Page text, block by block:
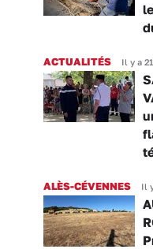
ACTUALITÉS Il y a
ALÈS-CÉVENNES Il